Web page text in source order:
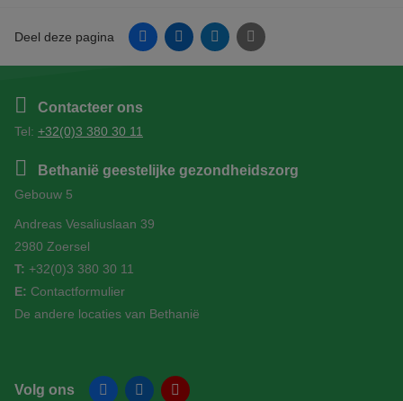
Deel deze pagina FacebookLinkedinTwitter E-mail
Contacteer ons
Tel: +32(0)3 380 30 11
Bethanië geestelijke gezondheidszorg
Gebouw 5
Andreas Vesaliuslaan 39
2980 Zoersel
T: +32(0)3 380 30 11
E: Contactformulier
De andere locaties van Bethanië
Volg ons FacebookLinkedinYouTube